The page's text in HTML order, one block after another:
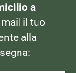
Spaghetti 500gr
a
il tuo
alla